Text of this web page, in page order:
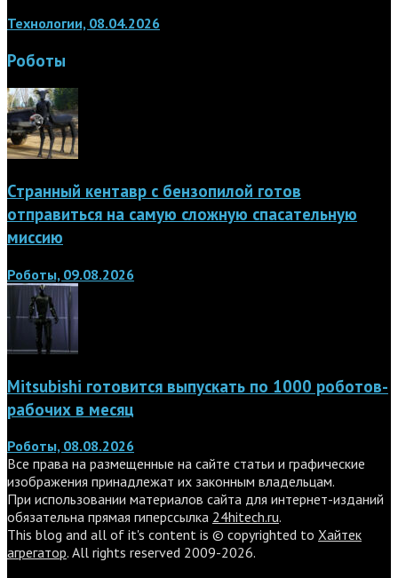
Технологии, 08.04.2026
Роботы
Странный кентавр с бензопилой готов
отправиться на самую сложную спасательную
миссию
Роботы, 09.08.2026
Mitsubishi готовится выпускать по 1000 роботов-
рабочих в месяц
Роботы, 08.08.2026
Все права на размещенные на сайте статьи и графические
изображения принадлежат их законным владельцам.
При использовании материалов сайта для интернет-изданий
обязательна прямая гиперссылка 24hitech.ru.
This blog and all of it's content is © copyrighted to Хайтек
агрегатор. All rights reserved 2009-2026.